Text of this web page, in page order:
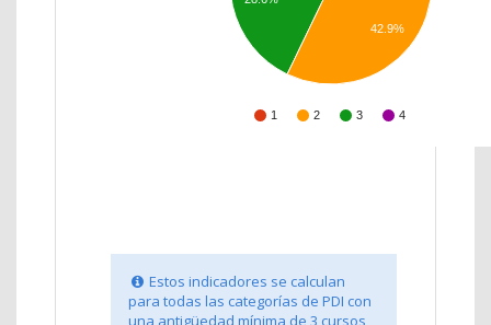
1 2 3 4
42.9%
Estos indicadores se calculan
para todas las categorías de PDI con
una antigüedad mínima de 3 cursos